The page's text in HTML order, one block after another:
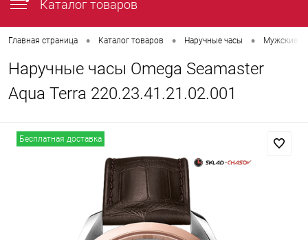
Каталог товаров
Главная страница • Каталог товаров • Наручные часы • Мужские
Наручные часы Omega Seamaster
Aqua Terra 220.23.41.21.02.001
Бесплатная доставка